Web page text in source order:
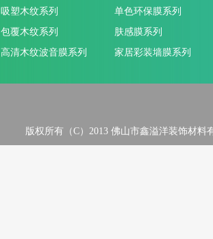
吸塑木纹系列
包覆木纹系列
高清木纹波音膜系列
单色环保膜系列
肤感膜系列
家居彩装墙膜系列
版权所有（C）2013 佛山市鑫溢洋装饰材料